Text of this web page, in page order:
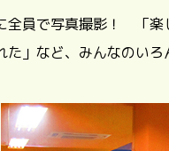
全員で写真撮影！ 「楽
た」など、みんなのいろ